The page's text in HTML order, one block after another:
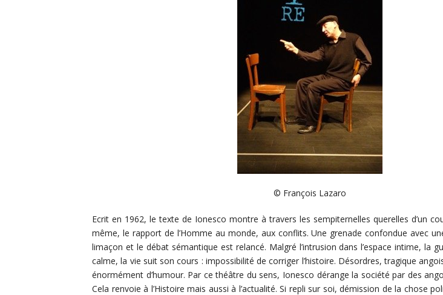
© François Lazaro
Ecrit en 1962, le texte de Ionesco montre à travers les sempiternelles querelles d’un
même, le rapport de l’Homme au monde, aux conflits. Une grenade confondue avec
limaçon et le débat sémantique est relancé. Malgré l’intrusion dans l’espace intime, la
calme, la vie suit son cours : impossibilité de corriger l’histoire. Désordres, tragique
énormément d’humour. Par ce théâtre du sens, Ionesco dérange la société par des
Cela renvoie à l’Histoire mais aussi à l’actualité. Si repli sur soi, démission de la chose